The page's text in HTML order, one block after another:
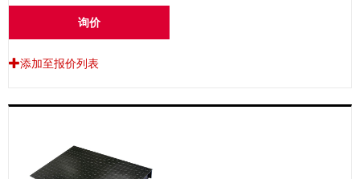
询价
添加至报价列表